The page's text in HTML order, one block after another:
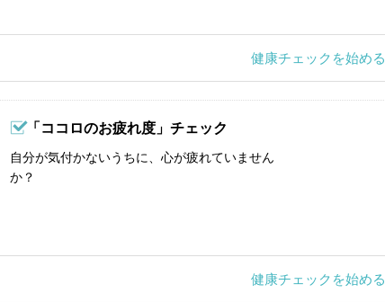
健康チェックを始める
「ココロのお疲れ度」チェック
自分が気付かないうちに、心が疲れていません
か？
健康チェックを始める